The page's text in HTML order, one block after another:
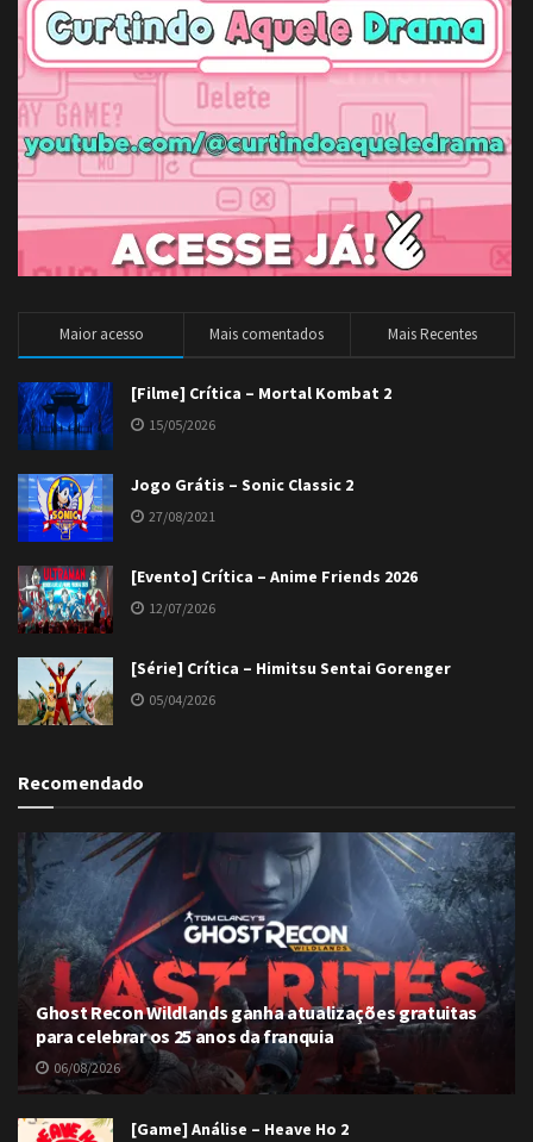
Maior acesso Mais comentados Mais Recentes
[Filme] Crítica – Mortal Kombat 2
15/05/2026
Jogo Grátis – Sonic Classic 2
27/08/2021
[Evento] Crítica – Anime Friends 2026
12/07/2026
[Série] Crítica – Himitsu Sentai Gorenger
05/04/2026
Recomendado
Ghost Recon Wildlands ganha atualizações gratuitas
para celebrar os 25 anos da franquia
06/08/2026
[Game] Análise – Heave Ho 2